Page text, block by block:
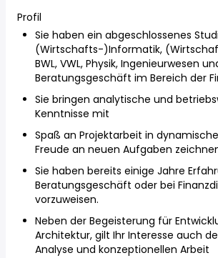
Profil
Sie haben ein abgeschlossenes
(Wirtschafts-)Informatik,
BWL, VWL, Physik, Ingenieurwesen
Beratungsgeschäft im Bereich der
Sie bringen analytische und
Kenntnisse mit
Spaß an Projektarbeit in
Freude an neuen Aufgaben
Sie haben bereits einige Jahre
Beratungsgeschäft oder bei
vorzuweisen.
Neben der Begeisterung für
Architektur, gilt Ihr Interesse auch
Analyse und konzeptionellen Arbeit